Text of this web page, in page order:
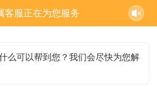
客服正在为您服务
么可以帮到您？我们会尽快为您解